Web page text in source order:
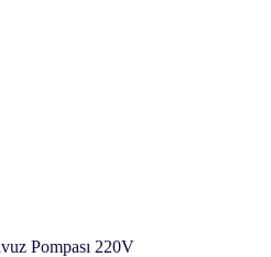
Pompası 220V